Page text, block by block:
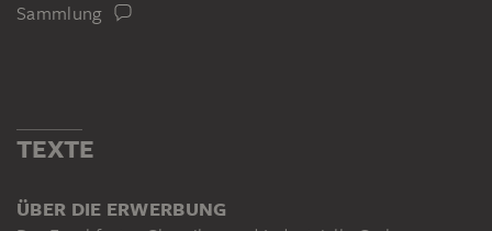
Sammlung
TEXTE
ÜBER DIE ERWERBUNG